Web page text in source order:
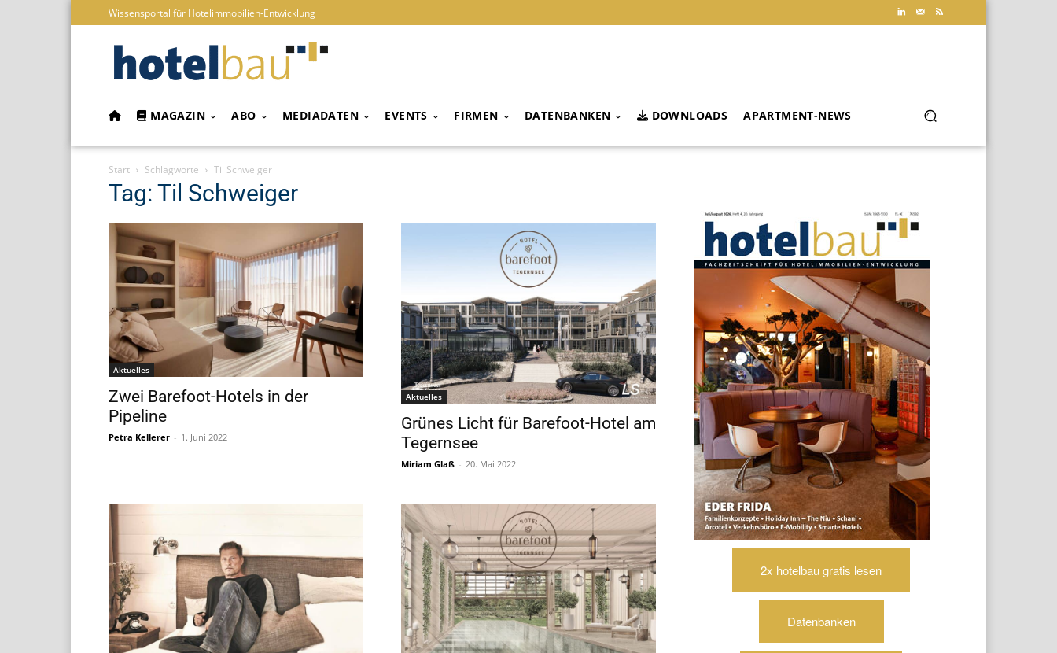
Wissensportal für Hotelimmobilien-Entwicklung
MAGAZIN ABO MEDIADATEN EVENTS FIRMEN DATENBANKEN DOWNLOADS APARTMENT-NEWS
Start Schlagworte Til Schweiger
Tag: Til Schweiger
Aktuelles
Zwei Barefoot-Hotels in der
Pipeline
Petra Kellerer - 1. Juni 2022
Aktuelles
Grünes Licht für Barefoot-Hotel am
Tegernsee
Miriam Glaß - 20. Mai 2022
2x hotelbau gratis lesen
Datenbanken